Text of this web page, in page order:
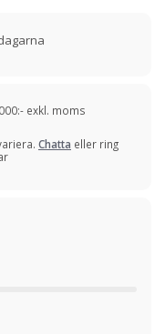
exkl. moms
Chatta eller ring